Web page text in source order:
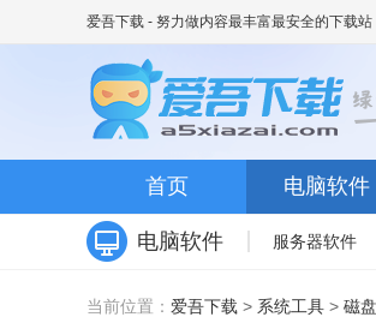
爱吾下载 - 努力做内容最丰富最安全的下载站
首页 电脑软件
电脑软件 服务器软件
当前位置： 爱吾下载 > 系统工具 > 磁